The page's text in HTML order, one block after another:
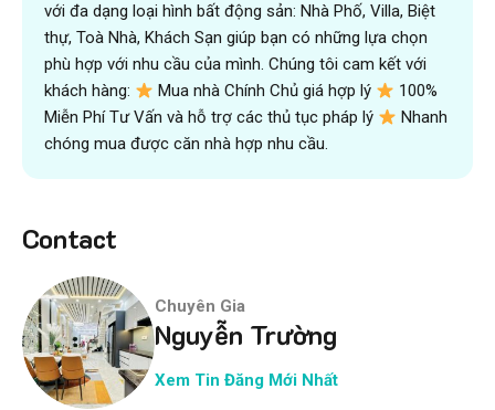
với đa dạng loại hình bất động sản: Nhà Phố, Villa, Biệt
thự, Toà Nhà, Khách Sạn giúp bạn có những lựa chọn
phù hợp với nhu cầu của mình. Chúng tôi cam kết với
khách hàng:
Mua nhà Chính Chủ giá hợp lý
100%
Miễn Phí Tư Vấn và hỗ trợ các thủ tục pháp lý
Nhanh
chóng mua được căn nhà hợp nhu cầu.
Contact
Chuyên Gia
Nguyễn Trường
Xem Tin Đăng Mới Nhất